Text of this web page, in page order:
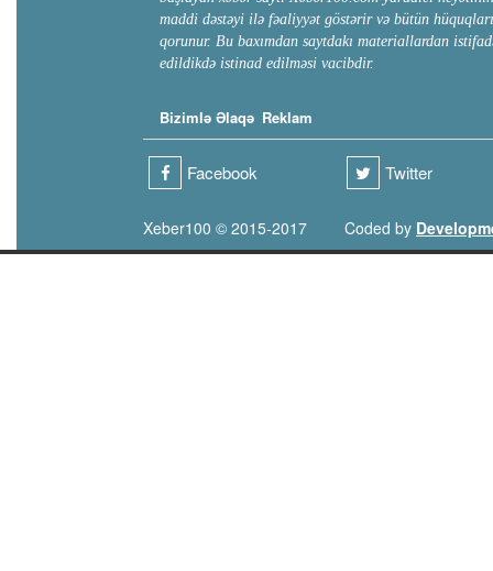
maddi dəstəyi ilə fəaliyyət göstərir və bütün hüquqları
qorunur. Bu baxımdan saytdakı materiallardan
edildikdə istinad edilməsi vacibdir.
Bizimlə Əlaqə Reklam
Facebook Twitter
Xeber100 © 2015-2017 Coded by